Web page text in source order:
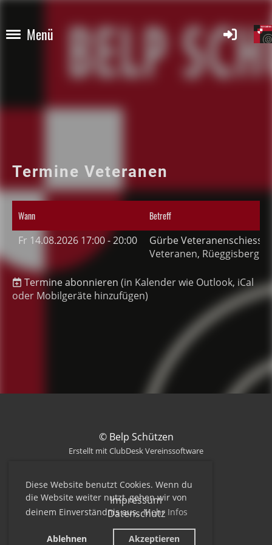
Diese Website benutzt Cookies. Wenn du
die Website weiter nutzt, gehen wir von
deinem Einverständnis aus.Mehr Infos
Ablehnen Akzeptieren
Menü
Termine Veteranen
Wann Betreff
Fr 14.08.2026 17:00 - 20:00
Gürbe
Veteranen, Rüeggisberg
Termine abonnieren (in Kalender wie Outlook, iCal
oder Mobilgeräte hinzufügen)
© Belp Schützen
Erstellt mit ClubDesk Vereinssoftware
Impressum
Datenschutz